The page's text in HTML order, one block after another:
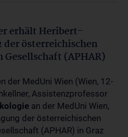
erhält Heribert-
österreichischen
(APHAR)
der MedUni Wien (Wien, 12-
Assistenzprofessor
an der MedUni Wien,
der österreichischen
(APHAR) in Graz